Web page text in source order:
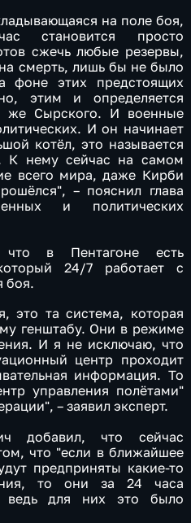
на поле боя,
становится просто
сжечь любые резервы,
смерть, лишь бы не было
фоне этих предстоящих
этим и определяется
же Сырского. И военные
И он начинает
котёл, это называется
К нему сейчас на самом
всего мира, даже Кирби
– пояснил глава
и политических
что в Пентагоне есть
24/7 работает с
боя.
это та система, которая
генштабу. Они в режиме
И я не исключаю, что
центр проходит
информация. То
управления полётами"
– заявил эксперт.
добавил, что сейчас
что "если в ближайшее
предприняты какие-то
то они за 24 часа
ведь для них это было